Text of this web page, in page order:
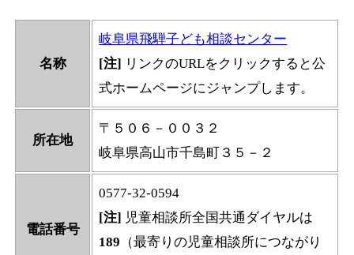
名称
岐阜県飛騨子ども相談センター
[注] リンクのURLをクリックすると公
式ホームページにジャンプします。
所在地
〒５０６－００３２
岐阜県高山市千島町３５－２
電話番号
0577-32-0594
[注] 児童相談所全国共通ダイヤルは
189 （最寄りの児童相談所につながり